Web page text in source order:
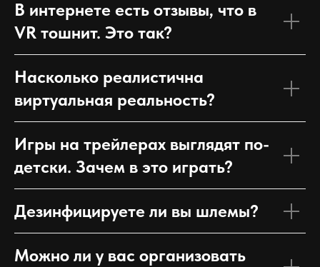
В интернете есть отзывы, что в
VR тошнит. Это так?
Насколько реалистична
виртуальная реальность?
Игры на трейлерах выглядят по-
детски. Зачем в это играть?
Дезинфицируете ли вы шлемы?
Можно ли у вас организовать